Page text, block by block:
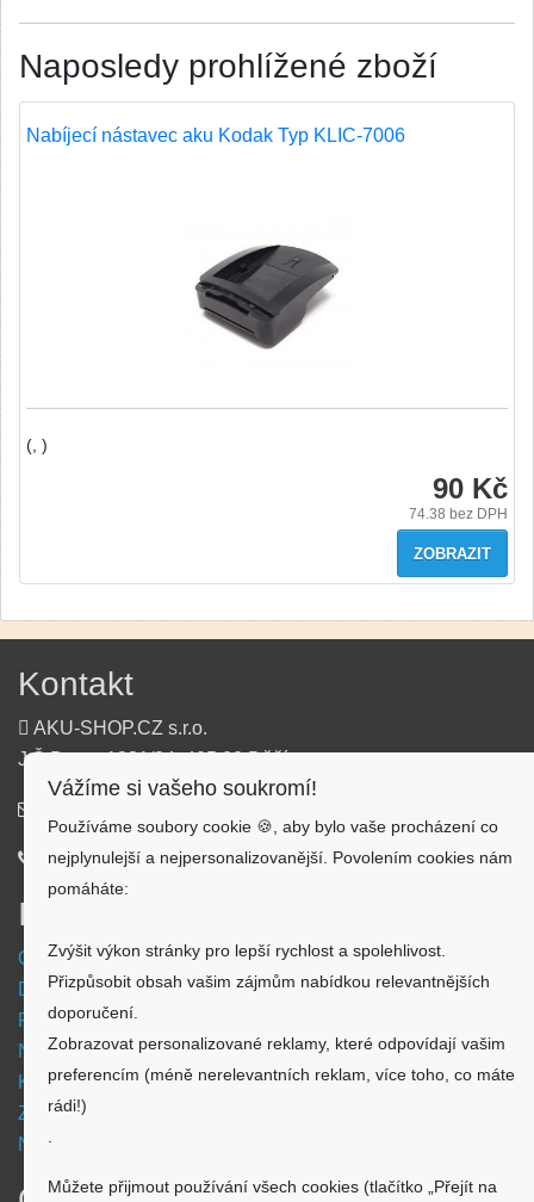
Naposledy prohlížené zboží
Nabíjecí nástavec aku Kodak Typ KLIC-7006
(, )
90 Kč
74.38 bez DPH
ZOBRAZIT
Kontakt
AKU-SHOP.CZ s.r.o.
J.Š.Baara 1331/34, 405 02 Děčín
720 500 500
Informace
Obchodní podmínky
Doprava a platba
Reklamační formulář
Nastavení cookies
Kde nás najdete
Zpětný odběr vysloužilých elektrozařízení
Návod - akumulátory
Vážíme si vašeho soukromí!
Používáme soubory cookie 🍪, aby bylo vaše procházení co
nejplynulejší a nejpersonalizovanější. Povolením cookies nám
pomáháte:
Zvýšit výkon stránky pro lepší rychlost a spolehlivost.
Přizpůsobit obsah vašim zájmům nabídkou relevantnějších
doporučení.
Zobrazovat personalizované reklamy, které odpovídají vašim
preferencím (méně nerelevantních reklam, více toho, co máte
rádi!)
Můžete přijmout používání všech cookies (tlačítko „Přejít na